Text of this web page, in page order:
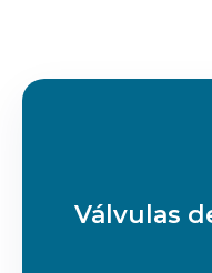
Válvulas